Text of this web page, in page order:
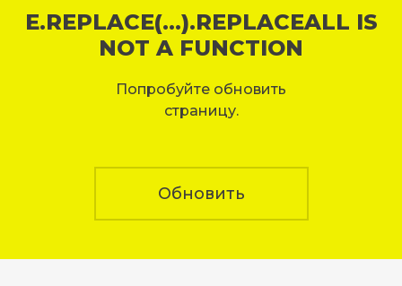
E.REPLACE(...).REPLACEALL IS
NOT A FUNCTION
Попробуйте обновить
страницу.
Обновить